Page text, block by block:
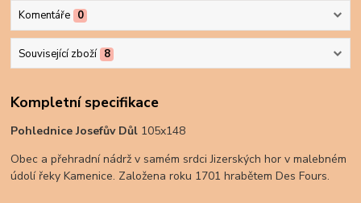
Komentáře 0
Související zboží 8
Kompletní specifikace
Pohlednice Josefův Důl 105x148
Obec a přehradní nádrž v samém srdci Jizerských hor v malebném
údolí řeky Kamenice. Založena roku 1701 hrabětem Des Fours.